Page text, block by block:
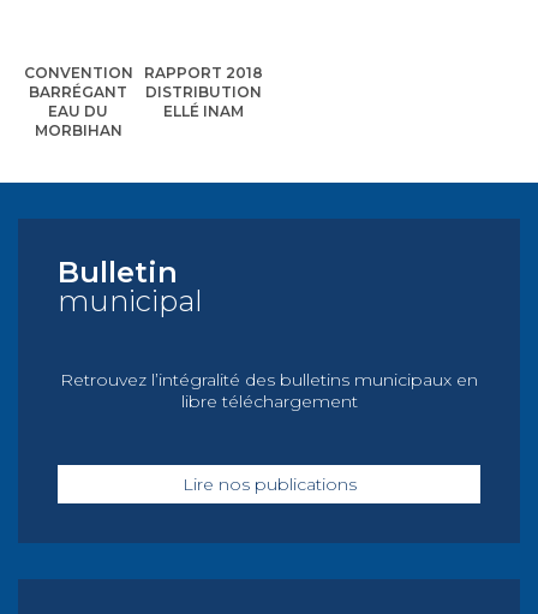
CONVENTION
BARRÉGANT
EAU DU
MORBIHAN
RAPPORT 2018
DISTRIBUTION
ELLÉ INAM
Bulletin
municipal
Retrouvez l’intégralité des bulletins municipaux en
libre téléchargement
Lire nos publications